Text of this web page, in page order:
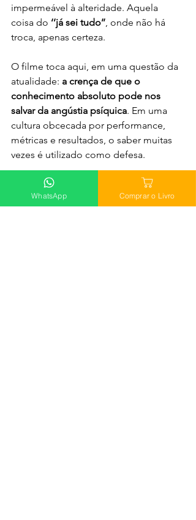
impermeável à alteridade. Aquela
coisa do ‘’já sei tudo’’, onde não há
troca, apenas certeza.
O filme toca aqui, em uma questão da
atualidade: a crença de que o
conhecimento absoluto pode nos
salvar da angústia psíquica. Em uma
cultura obcecada por performance,
métricas e resultados, o saber muitas
vezes é utilizado como defesa.
Ponderando;
WhatsApp Comprar o Livro